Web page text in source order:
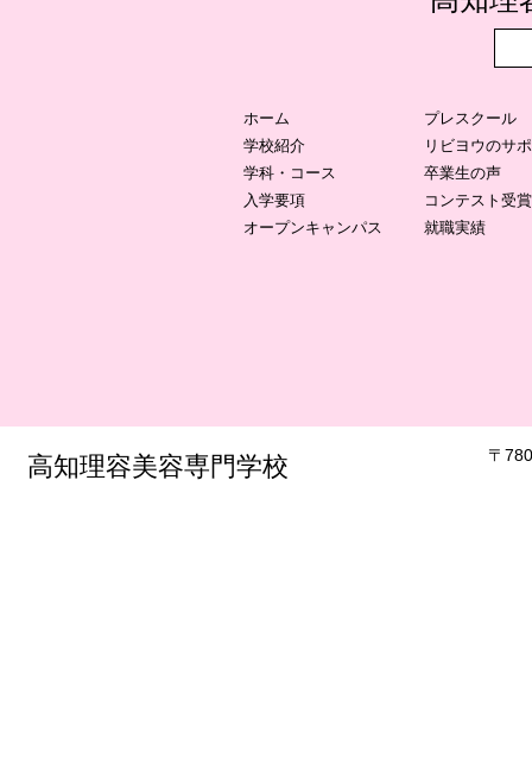
ホーム
学校紹介
学科・コース
入学要項
オープンキャンパス
プレスクール
リビヨウのサ
卒業生の声
コンテスト受
就職実績
​高知理容美容専門学校 〒